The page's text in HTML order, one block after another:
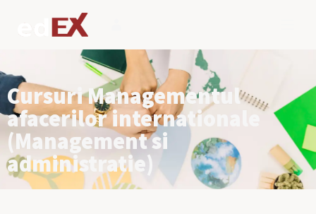
Cursuri Managementul
afacerilor internationale
(Management si
administratie)